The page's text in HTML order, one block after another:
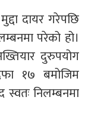
दायर गरेपछि
परेको हो।
दुरुपयोग
१७ बमोजिम
निलम्बनमा